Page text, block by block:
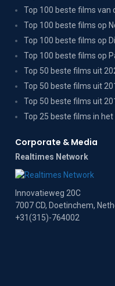
Top 100 beste films van
Top 100 beste films op
Top 100 beste films op
Top 100 beste films op
Top 50 beste films uit
Top 50 beste films uit
Top 50 beste films uit
Top 25 beste films in het
Corporate & Media
Realtimes Network
Innovatieweg 20C
7007 CD, Doetinchem,
+31(315)-764002